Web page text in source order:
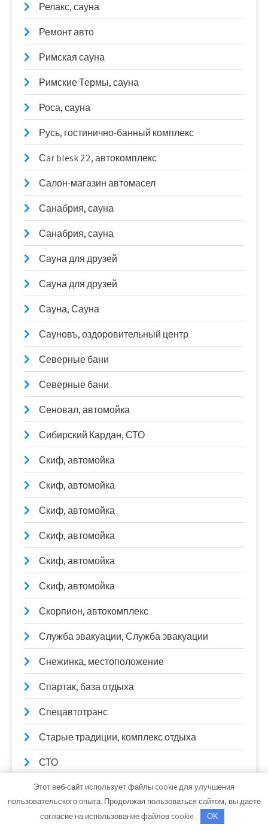
Релакс, сауна
Ремонт авто
Римская сауна
Римские Термы, сауна
Роса, сауна
Русь, гостинично-банный комплекс
Сar blesk 22, автокомплекс
Салон-магазин автомасел
Санабрия, сауна
Санабрия, сауна
Сауна для друзей
Сауна для друзей
Сауна, Сауна
Сауновъ, оздоровительный центр
Северные бани
Северные бани
Сеновал, автомойка
Сибирский Кардан, СТО
Скиф, автомойка
Скиф, автомойка
Скиф, автомойка
Скиф, автомойка
Скиф, автомойка
Скиф, автомойка
Скорпион, автокомплекс
Служба эвакуации, Служба эвакуации
Снежинка, местоположение
Спартак, база отдыха
Спецавтотранс
Старые традиции, комплекс отдыха
СТО
СТО Garage
СТО Автолидер
Этот веб-сайт использует файлы cookie для улучшения
пользовательского опыта. Продолжая пользоваться сайтом, вы даете
согласие на использование файлов cookie.
OK